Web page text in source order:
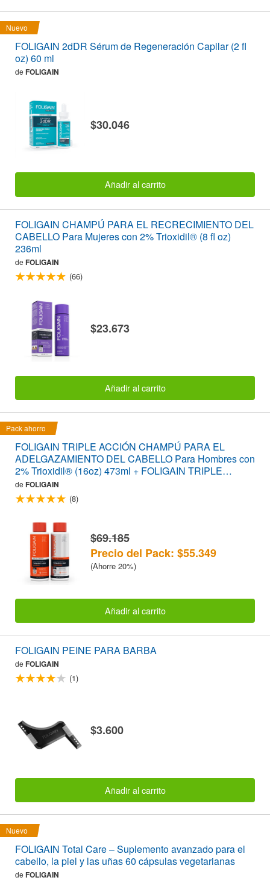
Nuevo
FOLIGAIN 2dDR Sérum de Regeneración Capilar (2 fl
oz) 60 ml
de FOLIGAIN
$30.046
Añadir al carrito
FOLIGAIN CHAMPÚ PARA EL RECRECIMIENTO DEL
CABELLO Para Mujeres con 2% Trioxidil® (8 fl oz)
236ml
de FOLIGAIN
(66)
$23.673
Añadir al carrito
Pack ahorro
FOLIGAIN TRIPLE ACCIÓN CHAMPÚ PARA EL
ADELGAZAMIENTO DEL CABELLO Para Hombres con
2% Trioxidil® (16oz) 473ml + FOLIGAIN TRIPLE
ACCIÓN ACONDICIONADOR PARA EL
ADELGAZAMIENTO DEL CABELLO Para Hombres con
2% Trioxidil® (16oz) 473ml PACK AHORRO
de FOLIGAIN
(8)
$69.185
Precio del Pack: $55.349
(Ahorre 20%)
Añadir al carrito
FOLIGAIN PEINE PARA BARBA
de FOLIGAIN
(1)
$3.600
Añadir al carrito
Nuevo
FOLIGAIN Total Care – Suplemento avanzado para el
cabello, la piel y las uñas 60 cápsulas vegetarianas
de FOLIGAIN